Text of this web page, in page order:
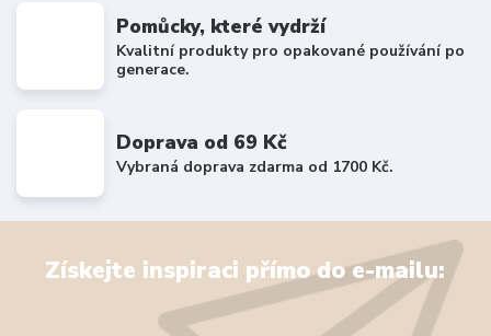
Pomůcky, které vydrží
Kvalitní produkty pro opakované používání po
generace.
Doprava od 69 Kč
Vybraná doprava zdarma od 1700 Kč.
Získejte inspiraci přímo do e-mailu: